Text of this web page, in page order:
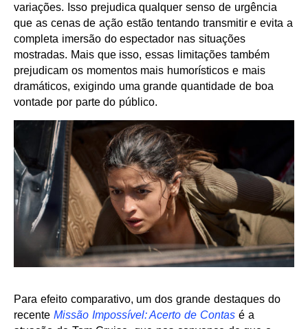
variações. Isso prejudica qualquer senso de urgência
que as cenas de ação estão tentando transmitir e evita a
completa imersão do espectador nas situações
mostradas. Mais que isso, essas limitações também
prejudicam os momentos mais humorísticos e mais
dramáticos, exigindo uma grande quantidade de boa
vontade por parte do público.
Para efeito comparativo, um dos grande destaques do
recente Missão Impossível: Acerto de Contas é a